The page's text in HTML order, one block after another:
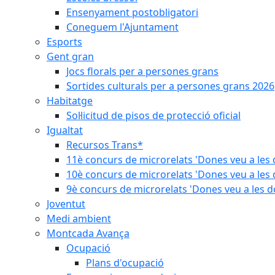
Ensenyament postobligatori
Coneguem l'Ajuntament
Esports
Gent gran
Jocs florals per a persones grans
Sortides culturals per a persones grans 2026
Habitatge
Sol·licitud de pisos de protecció oficial
Igualtat
Recursos Trans*
11è concurs de microrelats 'Dones veu a les
10è concurs de microrelats 'Dones veu a les
9è concurs de microrelats 'Dones veu a les
Joventut
Medi ambient
Montcada Avança
Ocupació
Plans d'ocupació